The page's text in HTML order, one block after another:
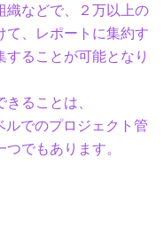
織などで、２万以上の
て、レポートに集約す
ることが可能となり
ることは、
でのプロジェクト管
でもあります。